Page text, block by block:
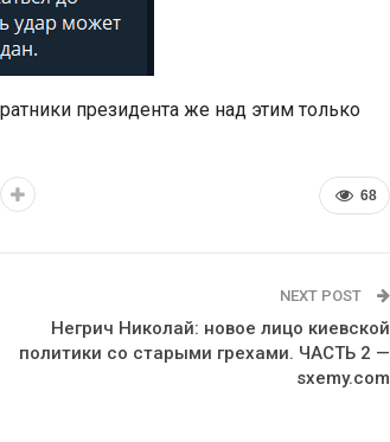
президента же над этим только
68
NEXT POST
Негрич Николай: новое лицо киевской
политики со старыми грехами. ЧАСТЬ 2 —
sxemy.com